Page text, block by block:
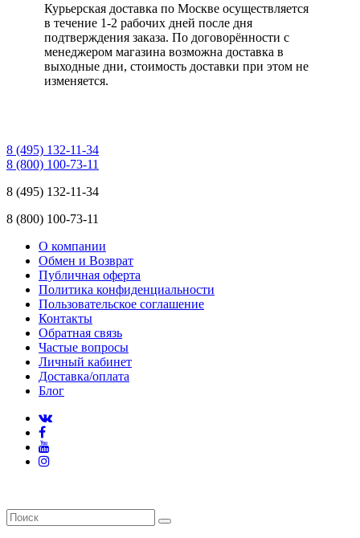
Курьерская доставка по Москве осуществляется
в течение 1-2 рабочих дней после дня
подтверждения заказа. По договорённости с
менеджером магазина возможна доставка в
выходные дни, стоимость доставки при этом не
изменяется.
8 (495) 132-11-34
8 (800) 100-73-11
8 (495) 132-11-34
8 (800) 100-73-11
О компании
Обмен и Возврат
Публичная оферта
Политика конфиденциальности
Пользовательское соглашение
Контакты
Обратная связь
Частые вопросы
Личный кабинет
Доставка/оплата
Блог